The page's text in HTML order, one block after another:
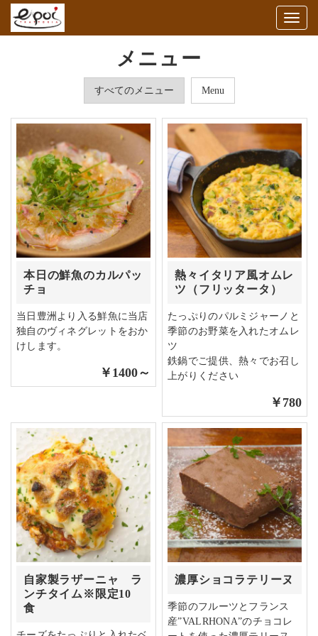
メニュー
すべてのメニュー Menu
本日の鮮魚のカルパッ
チョ
当日豊洲より入る鮮魚に当店
独自のヴィネグレットをおか
けします。
￥1400～
熱々イタリア風オムレ
ツ（フリッタータ）
たっぷりのパルミジャーノと
季節のお野菜を入れたオムレ
ツ
鉄鍋でご提供、熱々でお召し
上がりください
￥780
自家製ラザーニャ ラ
ンチタイム※限定10
食
濃厚ショコラテリーヌ
季節のフルーツとフランス
産”VALRHONA”のチョコレ